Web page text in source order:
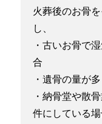
火葬後のお骨
し、
・古いお骨で
合
・遺骨の量が
・納骨堂や散
件にしている場